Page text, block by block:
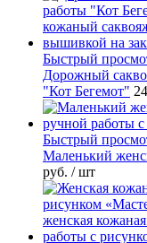
Быстрый
Дорожный
"Кот Бегемот"
Быстрый
Маленький
руб. / шт